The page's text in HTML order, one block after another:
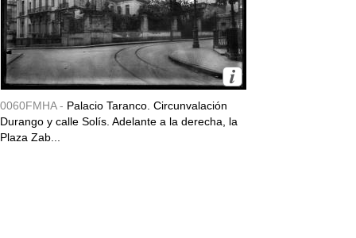
0060FMHA - Palacio Taranco. Circunvalación
Durango y calle Solís. Adelante a la derecha, la
Plaza Zab...